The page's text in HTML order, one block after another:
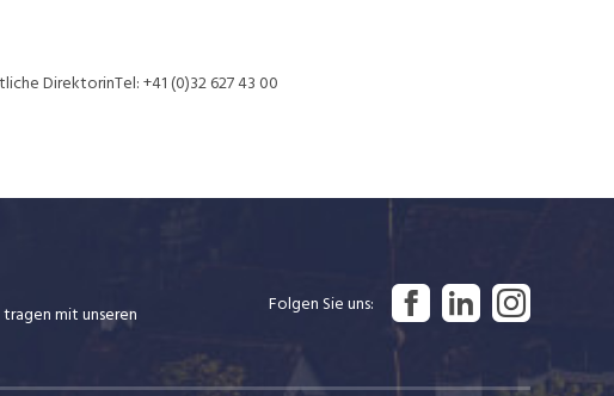
DirektorinTel: +41 (0)32 627 43 00
mit unseren
Folgen Sie uns